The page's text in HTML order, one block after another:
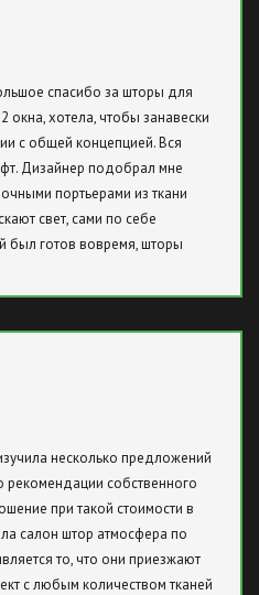
спасибо за шторы для
окна, хотела, чтобы занавески
с общей концепцией. Вся
Дизайнер подобрал мне
портьерами из ткани
свет, сами по себе
был готов вовремя, шторы
несколько предложений
рекомендации собственного
при такой стоимости в
салон штор атмосфера по
то, что они приезжают
с любым количеством тканей